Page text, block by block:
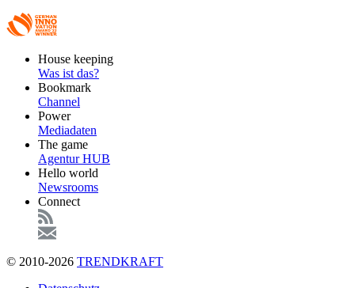
FooterHouse keeping
Was ist das?
Bookmark
Channel
Power
Mediadaten
The game
Agentur HUB
Hello world
Newsrooms
Connect
© 2010-2026 TRENDKRAFT